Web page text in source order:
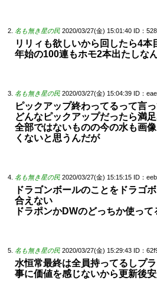
名も無き星の民 2020/03/27(金) 15:01:40 ID：
リリィも欲しいから回したら4本
年始の100連もホモ2本出たしな
名も無き星の民 2020/03/27(金) 15:04:39 ID：
ピックアップ終わってるって言
どんなピックアップだったら満
全部ではないものの今の水も画
くないと思うんだが
名も無き星の民 2020/03/27(金) 15:15:15 ID：
ドラゴンボールのことをドラゴ
合えない
ドラポンかDWのどっちか使って
名も無き星の民 2020/03/27(金) 15:29:43 ID：
水恒常最終は全員持ってるしプ
事に価値を感じないから更新後